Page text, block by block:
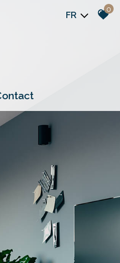
FR
0
contact